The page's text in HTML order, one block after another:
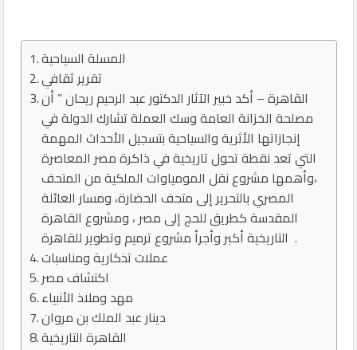
المسلة السياحية
تقرير ثقافي
القاهرة – أكد خبير الآثار الدكتور عبد الرحيم ريحان ” أن
مصلحة الخزانة العامة وسك العملة تشارك الدولة في
إنجازاتها الأثرية والسياحية بتسجيل الأحداث المهمة
التي تعد نقطة تحول تاريخية في ذاكرة مصر المعاصرة
،وأهمها مشروع نقل المومياوات الملكية من المتحف
المصري بالتحرير إلى متحف الحضارة، ومسار العائلة
المقدسة كطريق للحج إلى مصر ، ومشروع القاهرة
التاريخية أكبر وأجرأ مشروع ترميم وتطوير للقاهرة .
اكتشاف مصر
مهد وملاذ الأنبياء
دينار عبد الملك بن مروان
القاهرة التاريخية